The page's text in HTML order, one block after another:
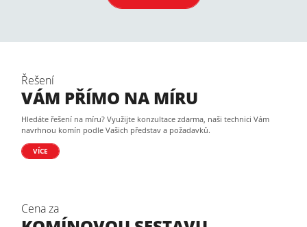
Řešení
VÁM PŘÍMO NA MÍRU
Hledáte řešení na míru? Využijte konzultace zdarma, naši technici Vám
navrhnou komín podle Vašich představ a požadavků.
VÍCE
Cena za